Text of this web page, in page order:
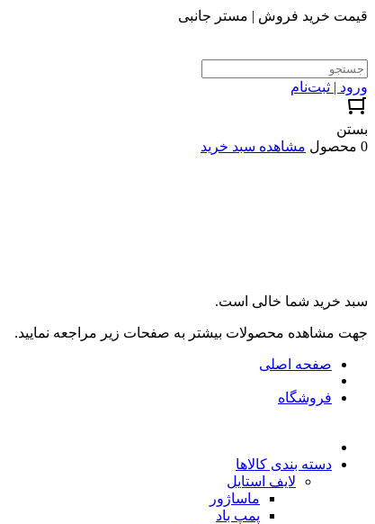
قیمت خرید فروش | مستر جانبی
ورود | ثبت‌نام
بستن
0 محصول
مشاهده سبد خرید
سبد خرید شما خالی است.
جهت مشاهده محصولات بیشتر به صفحات زیر مراجعه نمایید.
صفحه اصلی
فروشگاه
دسته بندی کالاها
لایف استایل
ماساژور
پمپ باد